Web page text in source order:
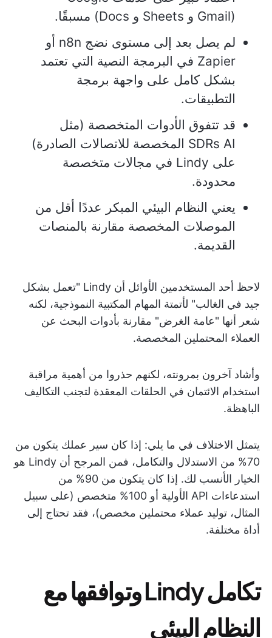
(Gmail و Sheets و Docs) مسبقًا.
لم يصل بعد إلى مستوى نضج n8n أو
Zapier في البرمجة النصية التي تعتمد
بشكل كامل على واجهة برمجة
التطبيقات.
قد تتفوق الأدوات المتخصصة (مثل
SDRs AI المخصصة للاتصالات الصادرة)
على Lindy في مجالات متخصصة
محدودة.
يعني النظام البيئي المبكر عددًا أقل من
الموصلات المخصصة مقارنة بالمنصات
القديمة.
لاحظ أحد المستخدمين الأوائل أن Lindy "تعمل بشكل
جيد في الغالب" لأتمتة المهام المكتبية النموذجية، لكنه
شعر أنها "عامة الغرض" مقارنة بأدوات البحث عن
العملاء المحتملين المخصصة.
وأشاد آخرون بمرونته، لكنهم حذروا من أهمية مراقبة
استخدام الائتمان في الحلقات المعقدة لتجنب التكاليف
الباهظة.
يتمثل الاختلاف في ما يلي: إذا كان سير عملك يتكون من
70% من الاستدلال والتكامل، فمن المرجح أن Lindy هو
الخيار الأنسب لك. إذا كان يتكون من 90% من
استدعاءات API الأولية أو 100% متخصص (على سبيل
المثال، توليد عملاء محتملين مخصص)، فقد تحتاج إلى
أداة مختلفة.
تكامل Lindy وتوافقها مع
النظام البيئي